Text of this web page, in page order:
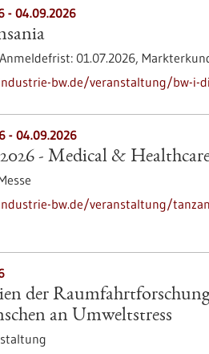
- 04.09.2026
Anmeldefrist: 01.07.2026,
bw.de/veranstaltung/bw-i-
- 04.09.2026
- Medical &
bw.de/veranstaltung/
der
an Umweltstress